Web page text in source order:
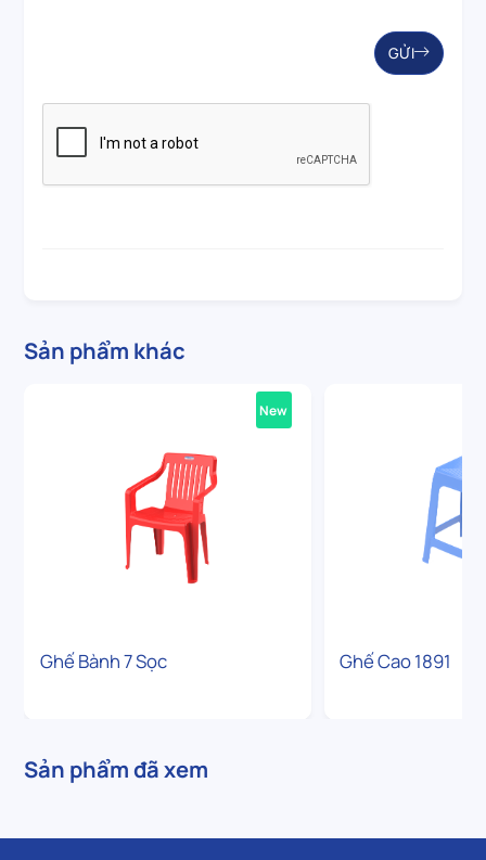
GỬI
Sản phẩm khác
Ghế Bành 7 Sọc
New
Ghế Cao 1891
Sản phẩm đã xem